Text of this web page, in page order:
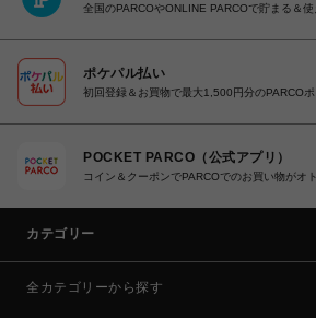
全国のPARCOやONLINE PARCOで貯まる＆使
ポケパル払い
初回登録＆お買物で最大1,500円分のPARCO
POCKET PARCO（公式アプリ）
コイン＆クーポンでPARCOでのお買い物がオ
カテゴリー
全カテゴリーから探す